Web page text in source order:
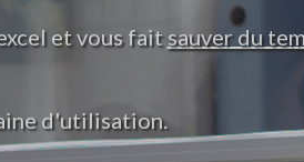
et vous faitsauver du
d'utilisation.